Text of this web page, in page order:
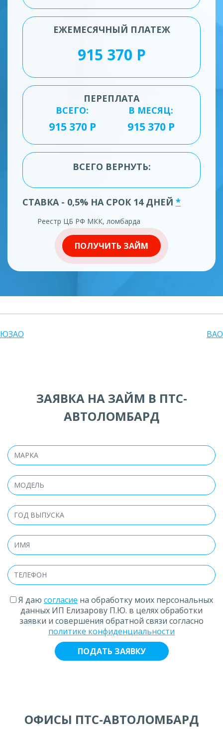
ЕЖЕМЕСЯЧНЫЙ ПЛАТЕЖ
ПЕРЕПЛАТА
ВСЕГО:
В МЕСЯЦ:
ВСЕГО ВЕРНУТЬ:
СТАВКА - 0,5% НА СРОК 14 ДНЕЙ *
Реестр ЦБ РФ МКК, ломбарда
ПОЛУЧИТЬ ЗАЙМ
ЮЗАО ВАО
ЗАЯВКА НА ЗАЙМ В ПТС-
АВТОЛОМБАРД
Я даю согласие на обработку моих персональных
данных ИП Елизарову П.Ю. в целях обработки
заявки и совершения обратной связи согласно
политике конфиденциальности
ОФИСЫ ПТС-АВТОЛОМБАРД